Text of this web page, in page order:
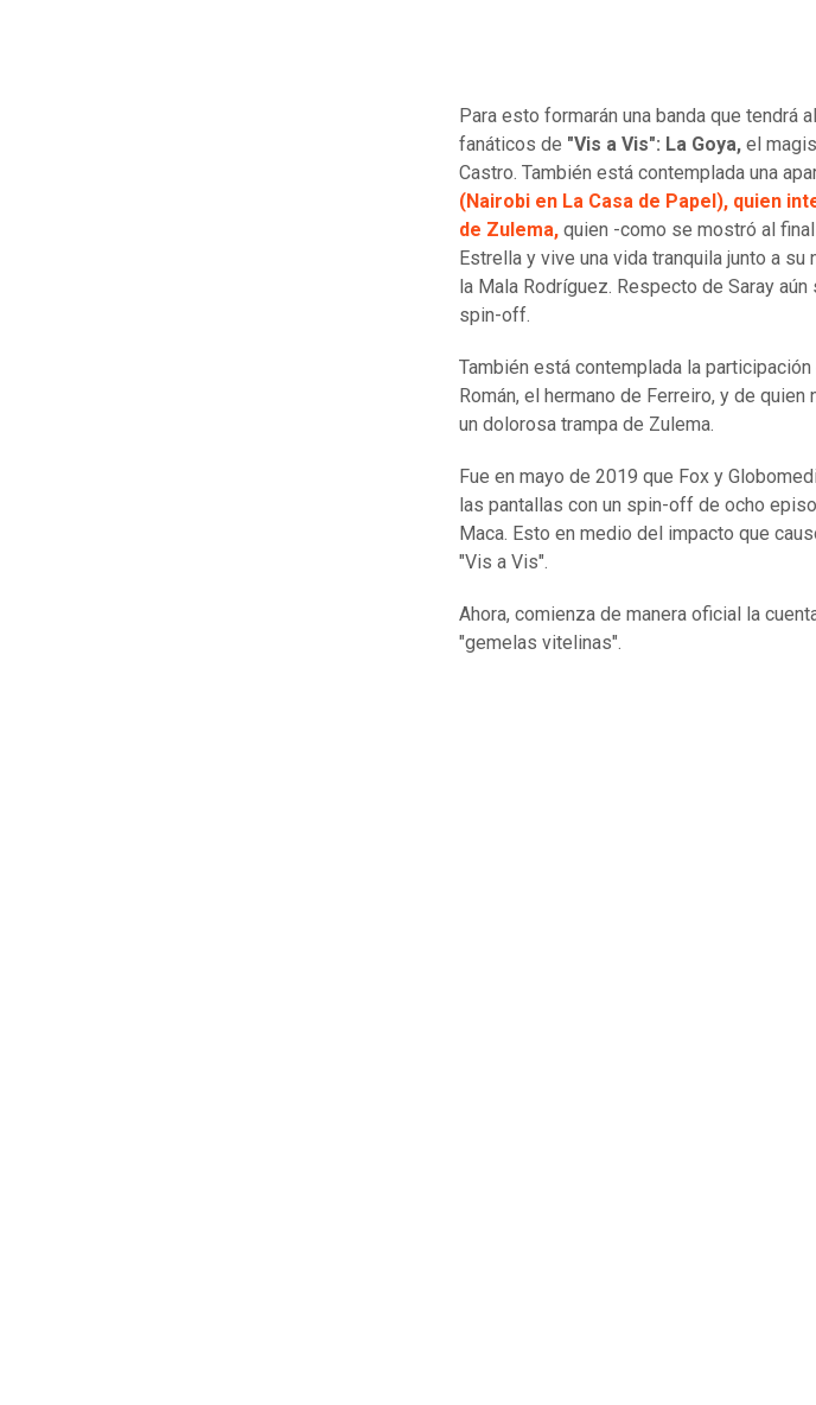
Para esto formarán una banda que tendrá
fanáticos de "Vis a Vis": La Goya, el
Castro. También está contemplada una
(Nairobi en La Casa de Papel), quien
de Zulema, quien -como se mostró al
Estrella y vive una vida tranquila junto a
la Mala Rodríguez. Respecto de Saray
spin-off.
También está contemplada la participación
Román, el hermano de Ferreiro, y de
un dolorosa trampa de Zulema.
Fue en mayo de 2019 que Fox y
las pantallas con un spin-off de ocho
Maca. Esto en medio del impacto que
"Vis a Vis".
Ahora, comienza de manera oficial la
"gemelas vitelinas".